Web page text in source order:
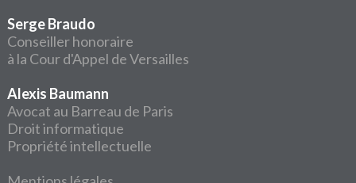
Serge Braudo
Conseiller honoraire
à la Cour d'Appel de Versailles
Alexis Baumann
Avocat au Barreau de Paris
Droit informatique
Propriété intellectuelle